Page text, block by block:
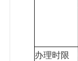
办理时限